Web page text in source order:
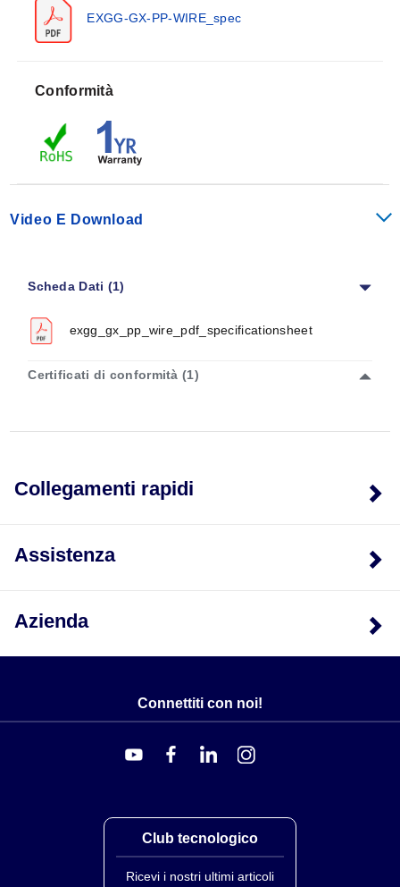
EXGG-GX-PP-WIRE_spec
Conformità
Video E Download
Scheda Dati (1)
exgg_gx_pp_wire_pdf_specificationsheet
Certificati di conformità (1)
Collegamenti rapidi
Assistenza
Azienda
Connettiti con noi!
Club tecnologico
Ricevi i nostri ultimi articoli